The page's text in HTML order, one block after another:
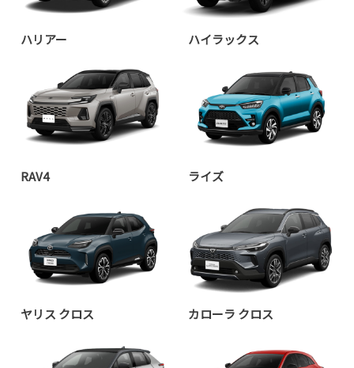
ハリアー ハイラックス
RAV4 ライズ
ヤリス クロス カローラ クロス